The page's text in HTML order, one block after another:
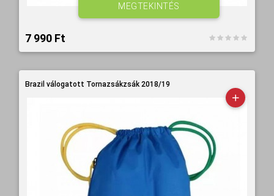
7 990 Ft‎
MEGTEKINTÉS
Brazil válogatott Tornazsákzsák 2018/19